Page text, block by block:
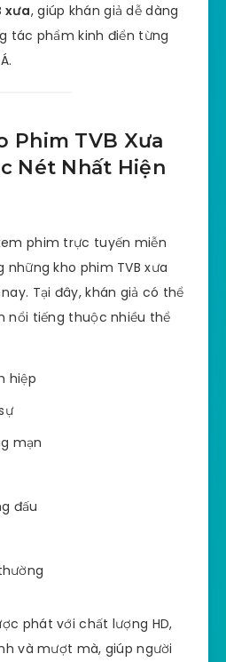
xưa, giúp khán giả dễ dàng
tác phẩm kinh điển từng
Phim TVB Xưa
Nét Nhất Hiện
phim trực tuyến miễn
kho phim TVB xưa
Tại đây, khán giả có thể
nổi tiếng thuộc nhiều thể
hiệp
mạn
đấu
phát với chất lượng HD,
và mượt mà, giúp người